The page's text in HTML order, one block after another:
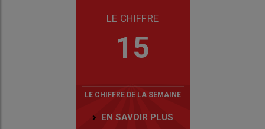
LE CHIFFRE
15
LE CHIFFRE DE LA SEMAINE
EN SAVOIR PLUS